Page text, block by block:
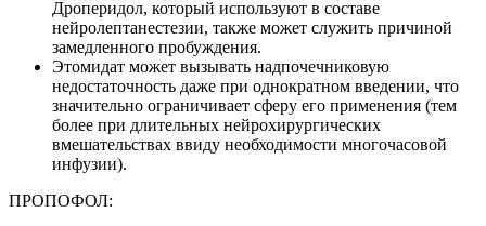
Дроперидол, который используют в составе
нейролептанестезии, также может служить причиной
замедленного пробуждения.
Этомидат может вызывать надпочечниковую
недостаточность даже при однократном введении, что
значительно ограничивает сферу его применения (тем
более при длительных нейрохирургических
вмешательствах ввиду необходимости многочасовой
инфузии).
ПРОПОФОЛ: